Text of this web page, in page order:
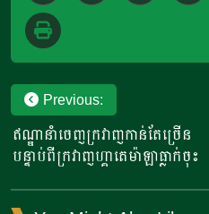
Post
navigation
Previous:
​ឥណ្ឌា​នាំចេញក្រវាញកាន់តែច្រើន ​
បន្ទាប់ពីក្រវាញ​​ហ្គាតេម៉ាឡាធ្លាក់ចុះ